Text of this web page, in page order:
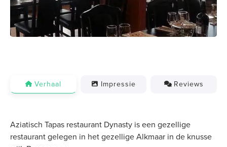
Verhaal Impressie Reviews
Aziatisch Tapas restaurant Dynasty is een gezellige
restaurant gelegen in het gezellige Alkmaar in de knusse